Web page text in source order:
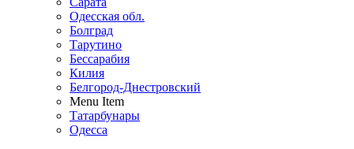
Одесская обл.
Болград
Тарутино
Бессарабия
Килия
Белгород-Днестровский
Menu Item
Татарбунары
Одесса